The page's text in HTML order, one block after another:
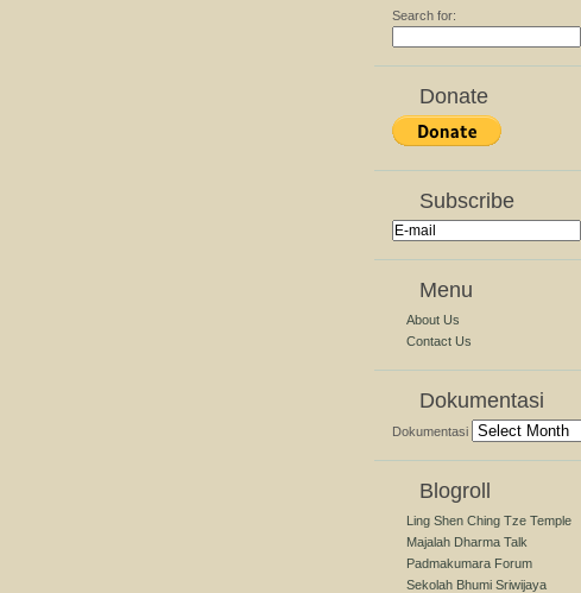
Search for:
Donate
Subscribe
Menu
About Us
Contact Us
Dokumentasi
Dokumentasi
Blogroll
Ling Shen Ching Tze Temple
Majalah Dharma Talk
Padmakumara Forum
Sekolah Bhumi Sriwijaya